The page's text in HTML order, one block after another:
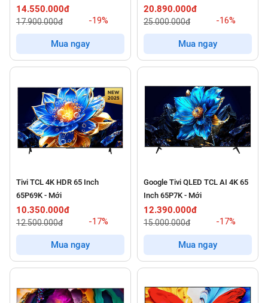
14.550.000đ
17.900.000đ -19%
Mua ngay
20.890.000đ
25.000.000đ -16%
Mua ngay
Tivi TCL 4K HDR 65 Inch
65P69K - Mới
10.350.000đ
12.500.000đ -17%
Mua ngay
Google Tivi QLED TCL AI 4K 65
Inch 65P7K - Mới
12.390.000đ
15.000.000đ -17%
Mua ngay